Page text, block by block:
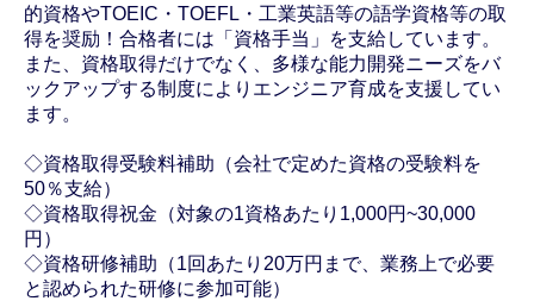
的資格やTOEIC・TOEFL・工業英語等の語学資格等の取
得を奨励！合格者には「資格手当」を支給しています。
また、資格取得だけでなく、多様な能力開発ニーズをバ
ックアップする制度によりエンジニア育成を支援してい
ます。
◇資格取得受験料補助（会社で定めた資格の受験料を
50％支給）
◇資格取得祝金（対象の1資格あたり1,000円~30,000
円）
◇資格研修補助（1回あたり20万円まで、業務上で必要
と認められた研修に参加可能）